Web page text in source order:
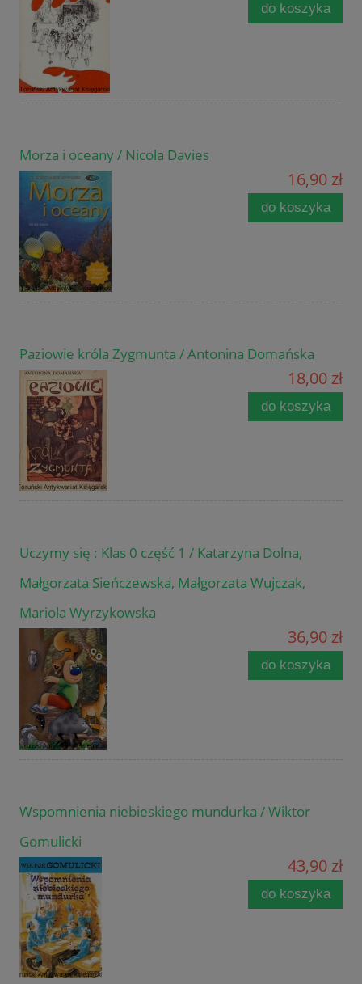
do koszyka
Morza i oceany / Nicola Davies
16,90 zł
do koszyka
Paziowie króla Zygmunta / Antonina Domańska
18,00 zł
do koszyka
Uczymy się : Klas 0 część 1 / Katarzyna Dolna,
Małgorzata Sieńczewska, Małgorzata Wujczak,
Mariola Wyrzykowska
36,90 zł
do koszyka
Wspomnienia niebieskiego mundurka / Wiktor
Gomulicki
43,90 zł
do koszyka